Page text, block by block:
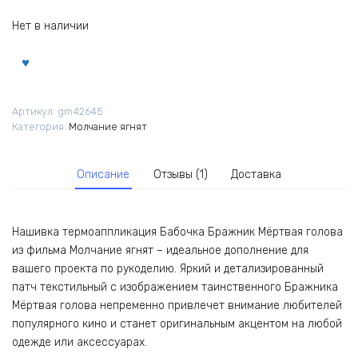
Нет в наличии
Артикул: gm42645
Категория: Молчание ягнят
Описание Отзывы (1) Доставка
Нашивка термоаппликация Бабочка Бражник Мёртвая голова
из фильма Молчание ягнят – идеальное дополнение для
вашего проекта по рукоделию. Яркий и детализированный
патч текстильный с изображением таинственного Бражника
Мёртвая голова непременно привлечет внимание любителей
популярного кино и станет оригинальным акцентом на любой
одежде или аксессуарах.